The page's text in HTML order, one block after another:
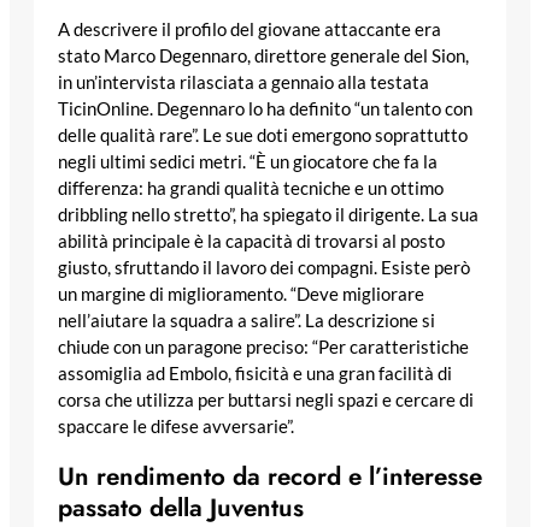
A descrivere il profilo del giovane attaccante era
stato Marco Degennaro, direttore generale del Sion,
in un’intervista rilasciata a gennaio alla testata
TicinOnline. Degennaro lo ha definito “un talento con
delle qualità rare”. Le sue doti emergono soprattutto
negli ultimi sedici metri. “È un giocatore che fa la
differenza: ha grandi qualità tecniche e un ottimo
dribbling nello stretto”, ha spiegato il dirigente. La sua
abilità principale è la capacità di trovarsi al posto
giusto, sfruttando il lavoro dei compagni. Esiste però
un margine di miglioramento. “Deve migliorare
nell’aiutare la squadra a salire”. La descrizione si
chiude con un paragone preciso: “Per caratteristiche
assomiglia ad Embolo, fisicità e una gran facilità di
corsa che utilizza per buttarsi negli spazi e cercare di
spaccare le difese avversarie”.
Un rendimento da record e l’interesse
passato della Juventus